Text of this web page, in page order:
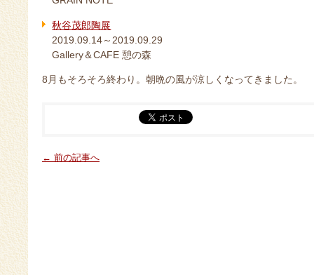
秋谷茂郎陶展
2019.09.14～2019.09.29
Gallery＆CAFE 憩の森
8月もそろそろ終わり。朝晩の風が涼しくなってきました。
← 前の記事へ